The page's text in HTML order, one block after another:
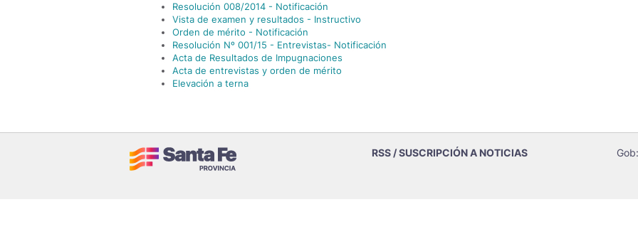
Resolución 008/2014 - Notificación
Vista de examen y resultados - Instructivo
Orden de mérito - Notificación
Resolución Nº 001/15 - Entrevistas- Notificación
Acta de Resultados de Impugnaciones
Acta de entrevistas y orden de mérito
Elevación a terna
RSS / SUSCRIPCIÓN A NOTICIAS